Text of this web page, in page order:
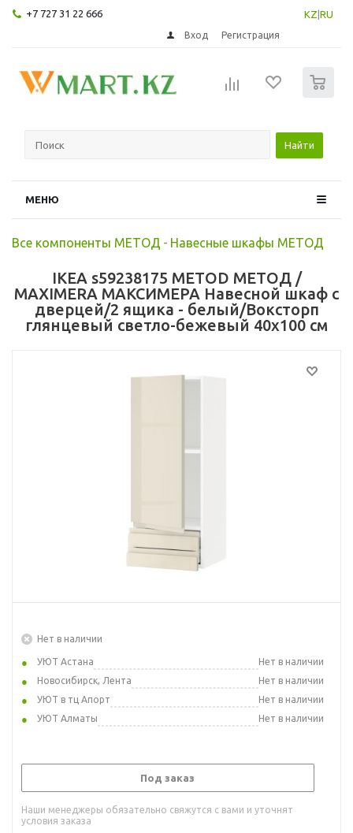
+7 727 31 22 666 KZ RU
Вход Регистрация
Найти
МЕНЮ
Все компоненты МЕТОД - Навесные шкафы МЕТОД
IKEA s59238175 METOD МЕТОД /
MAXIMERA МАКСИМЕРА Навесной шкаф с
дверцей/2 ящика - белый/Воксторп
глянцевый светло-бежевый 40x100 см
Нет в наличии
УЮТ Астана
Нет в наличии
Новосибирск, Лента
Нет в наличии
УЮТ в тц Апорт
Нет в наличии
УЮТ Алматы
Нет в наличии
Под заказ
Наши менеджеры обязательно свяжутся с вами и уточнят
условия заказа